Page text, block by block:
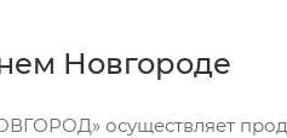
Новгороде
осуществляет